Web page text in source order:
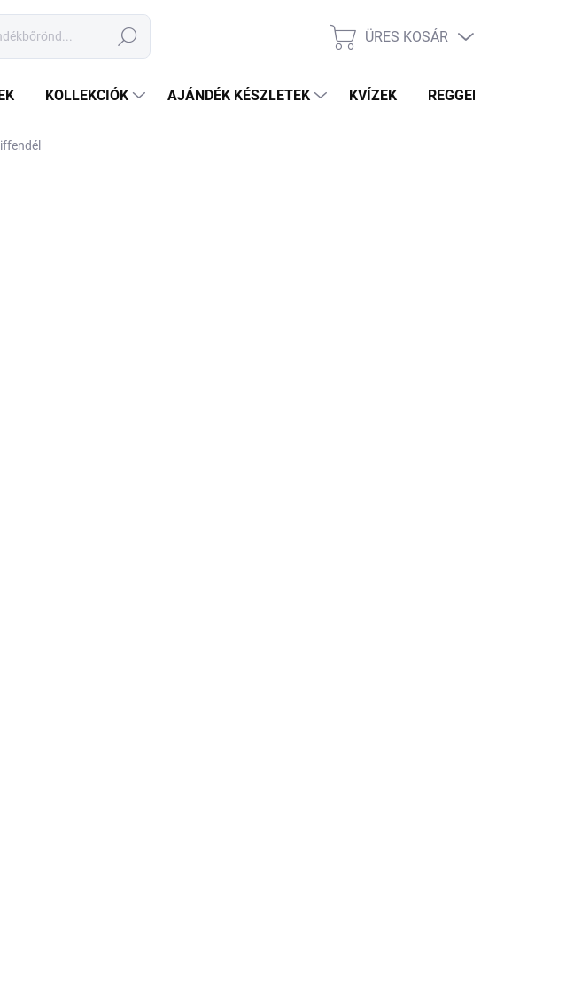
Keresés KOSÁR
ÜRES KOSÁR
KOLLEKCIÓK AJÁNDÉK KÉSZLETEK KVÍZEK REGGELI PRÓFÉTA